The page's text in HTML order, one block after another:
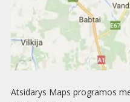
Atsidarys Maps programos